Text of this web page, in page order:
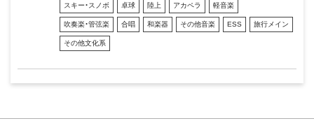
スキー・スノボ 卓球 陸上 アカペラ 軽音楽
吹奏楽・管弦楽 合唱 和楽器 その他音楽 ESS 旅行メイン
その他文化系